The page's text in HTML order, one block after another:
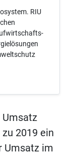
RIU
Umsatz
2019 ein
Umsatz im